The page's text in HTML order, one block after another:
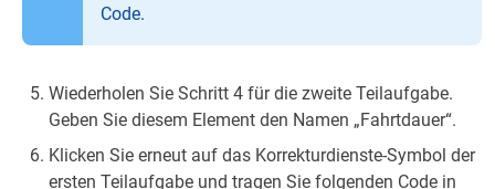
Code.
Wiederholen Sie Schritt 4 für die zweite Teilaufgabe.
Geben Sie diesem Element den Namen „Fahrtdauer“.
Klicken Sie erneut auf das Korrekturdienste-Symbol der
ersten Teilaufgabe und tragen Sie folgenden Code in